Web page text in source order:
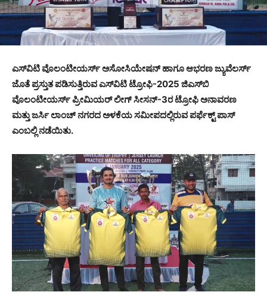
ಎಸ್‌ವಿಟಿ ವೊಲಂಟೀಯರ್ಸ್ ಅಸೋಸಿಯೇಷನ್ ಹಾಗೂ ಆಭರಣ ಜ್ಯುವೆಲರ್ಸ್
ಜೊತೆ ಪ್ರಸ್ತುತ ಪಡಿಸುತ್ತಿರುವ ಎಸ್‌ವಿಟಿ ಟ್ರೋಫಿ-2025 ಜಿಎಸ್‌ಬಿ
ವೊಲಂಟೀಯರ್ಸ್ ಪ್ರೀಮಿಯರ್ ಲೀಗ್ ಸೀಸನ್-3ರ ಟ್ರೋಫಿ ಅನಾವರಣ
ಮತ್ತು ಜರ್ಸಿ ಲಾಂಚ್ ನಗರದ ಅಳಕೆಯ ಸಮೀಪದಲ್ಲಿರುವ ಪರ್ಫೆಕ್ಟ್ ಪಾಸ್
ಎಂಬಲ್ಲಿ ನಡೆಯಿತು.